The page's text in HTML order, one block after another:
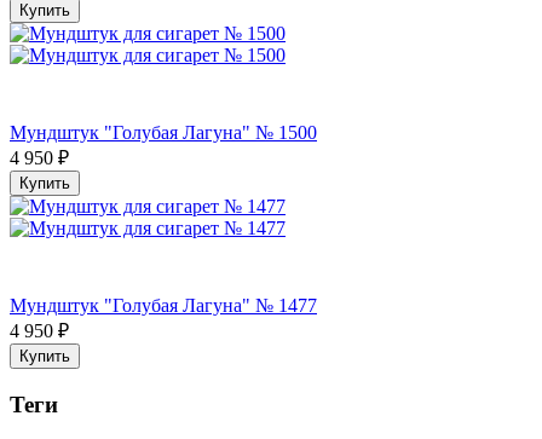
Купить
Мундштук "Голубая Лагуна" № 1500
4 950 ₽
Купить
Мундштук "Голубая Лагуна" № 1477
4 950 ₽
Купить
Теги